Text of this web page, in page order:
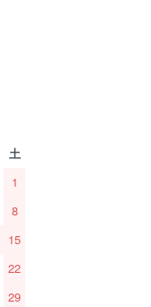
土
1
8
15
22
29